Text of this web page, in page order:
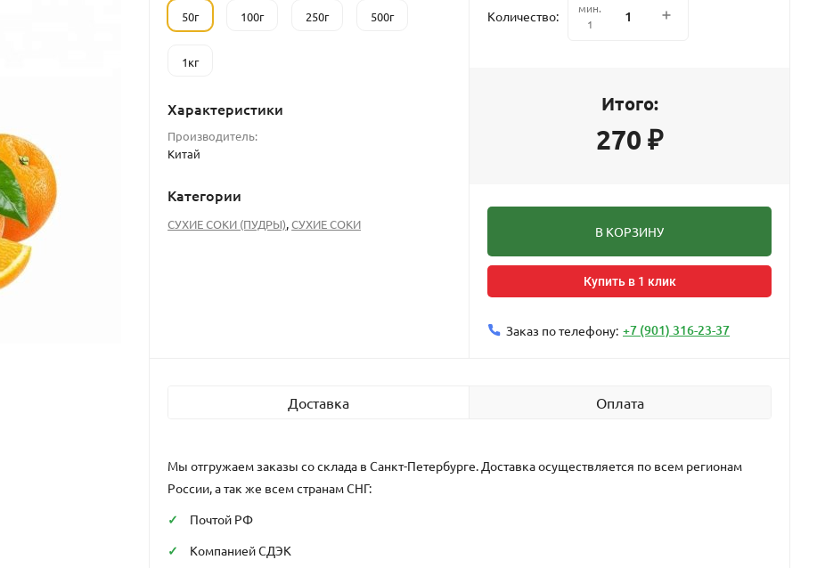
50г 100г 250г 500г
1кг
Характеристики
Производитель:
Китай
Категории
СУХИЕ СОКИ (ПУДРЫ),СУХИЕ СОКИ
Количество:
мин.
1
Итого:
270 ₽
В КОРЗИНУ
Купить в 1 клик
Заказ по телефону: +7 (901) 316-23-37
Доставка Оплата
Мы отгружаем заказы со склада в Санкт-Петербурге. Доставка осуществляется по всем регионам
России, а так же всем странам СНГ:
Почтой РФ
Компанией СДЭК